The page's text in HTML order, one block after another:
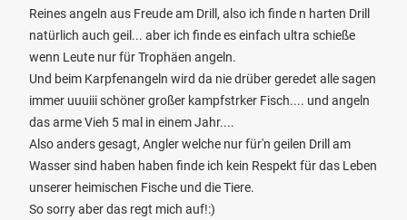
Reines angeln aus Freude am Drill, also ich finde n harten Drill
natürlich auch geil... aber ich finde es einfach ultra schieße
wenn Leute nur für Trophäen angeln.
Und beim Karpfenangeln wird da nie drüber geredet alle sagen
immer uuuiii schöner großer kampfstrker Fisch.... und angeln
das arme Vieh 5 mal in einem Jahr....
Also anders gesagt, Angler welche nur für'n geilen Drill am
Wasser sind haben haben finde ich kein Respekt für das Leben
unserer heimischen Fische und die Tiere.
So sorry aber das regt mich auf!:)